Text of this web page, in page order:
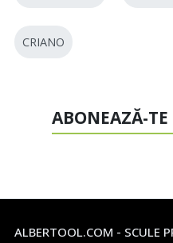
CRIANO
ABONEAZĂ-TE
ALBERTOOL.COM - SCULE